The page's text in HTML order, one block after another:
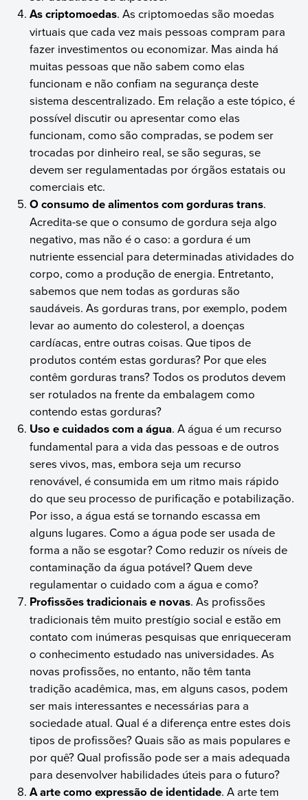
As criptomoedas. As criptomoedas são moedas
virtuais que cada vez mais pessoas compram para
fazer investimentos ou economizar. Mas ainda há
muitas pessoas que não sabem como elas
funcionam e não confiam na segurança deste
sistema descentralizado. Em relação a este tópico, é
possível discutir ou apresentar como elas
funcionam, como são compradas, se podem ser
trocadas por dinheiro real, se são seguras, se
devem ser regulamentadas por órgãos estatais ou
comerciais etc.
O consumo de alimentos com gorduras trans.
Acredita-se que o consumo de gordura seja algo
negativo, mas não é o caso: a gordura é um
nutriente essencial para determinadas atividades do
corpo, como a produção de energia. Entretanto,
sabemos que nem todas as gorduras são
saudáveis. As gorduras trans, por exemplo, podem
levar ao aumento do colesterol, a doenças
cardíacas, entre outras coisas. Que tipos de
produtos contém estas gorduras? Por que eles
contêm gorduras trans? Todos os produtos devem
ser rotulados na frente da embalagem como
contendo estas gorduras?
Uso e cuidados com a água. A água é um recurso
fundamental para a vida das pessoas e de outros
seres vivos, mas, embora seja um recurso
renovável, é consumida em um ritmo mais rápido
do que seu processo de purificação e potabilização.
Por isso, a água está se tornando escassa em
alguns lugares. Como a água pode ser usada de
forma a não se esgotar? Como reduzir os níveis de
contaminação da água potável? Quem deve
regulamentar o cuidado com a água e como?
Profissões tradicionais e novas. As profissões
tradicionais têm muito prestígio social e estão em
contato com inúmeras pesquisas que enriqueceram
o conhecimento estudado nas universidades. As
novas profissões, no entanto, não têm tanta
tradição acadêmica, mas, em alguns casos, podem
ser mais interessantes e necessárias para a
sociedade atual. Qual é a diferença entre estes dois
tipos de profissões? Quais são as mais populares e
por quê? Qual profissão pode ser a mais adequada
para desenvolver habilidades úteis para o futuro?
A arte como expressão de identidade. A arte tem